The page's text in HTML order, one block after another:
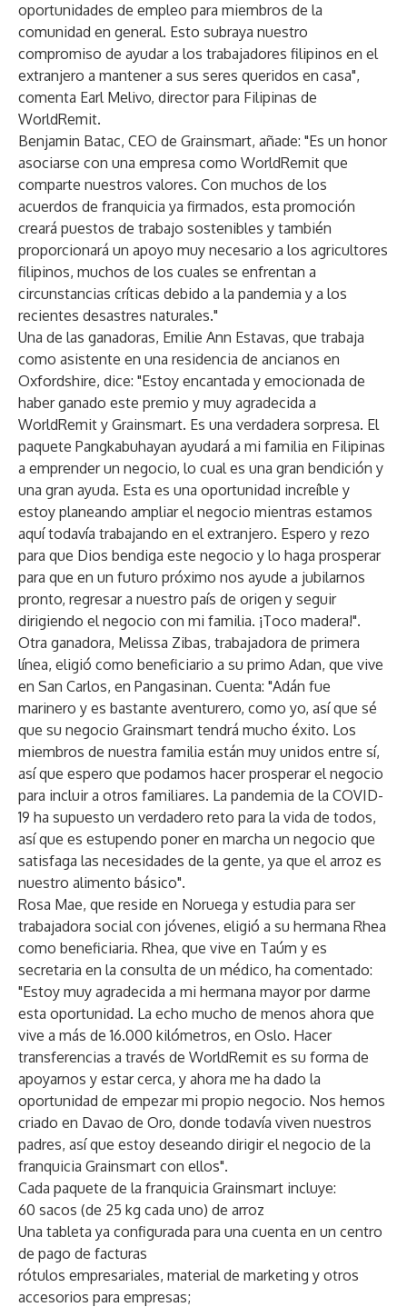
oportunidades de empleo para miembros de la
comunidad en general. Esto subraya nuestro
compromiso de ayudar a los trabajadores filipinos en el
extranjero a mantener a sus seres queridos en casa",
comenta Earl Melivo, director para Filipinas de
WorldRemit.
Benjamin Batac, CEO de Grainsmart, añade: "Es un honor
asociarse con una empresa como WorldRemit que
comparte nuestros valores. Con muchos de los
acuerdos de franquicia ya firmados, esta promoción
creará puestos de trabajo sostenibles y también
proporcionará un apoyo muy necesario a los agricultores
filipinos, muchos de los cuales se enfrentan a
circunstancias críticas debido a la pandemia y a los
recientes desastres naturales."
Una de las ganadoras, Emilie Ann Estavas, que trabaja
como asistente en una residencia de ancianos en
Oxfordshire, dice: "Estoy encantada y emocionada de
haber ganado este premio y muy agradecida a
WorldRemit y Grainsmart. Es una verdadera sorpresa. El
paquete Pangkabuhayan ayudará a mi familia en Filipinas
a emprender un negocio, lo cual es una gran bendición y
una gran ayuda. Esta es una oportunidad increíble y
estoy planeando ampliar el negocio mientras estamos
aquí todavía trabajando en el extranjero. Espero y rezo
para que Dios bendiga este negocio y lo haga prosperar
para que en un futuro próximo nos ayude a jubilarnos
pronto, regresar a nuestro país de origen y seguir
dirigiendo el negocio con mi familia. ¡Toco madera!".
Otra ganadora, Melissa Zibas, trabajadora de primera
línea, eligió como beneficiario a su primo Adan, que vive
en San Carlos, en Pangasinan. Cuenta: "Adán fue
marinero y es bastante aventurero, como yo, así que sé
que su negocio Grainsmart tendrá mucho éxito. Los
miembros de nuestra familia están muy unidos entre sí,
así que espero que podamos hacer prosperar el negocio
para incluir a otros familiares. La pandemia de la COVID-
19 ha supuesto un verdadero reto para la vida de todos,
así que es estupendo poner en marcha un negocio que
satisfaga las necesidades de la gente, ya que el arroz es
nuestro alimento básico".
Rosa Mae, que reside en Noruega y estudia para ser
trabajadora social con jóvenes, eligió a su hermana Rhea
como beneficiaria. Rhea, que vive en Taúm y es
secretaria en la consulta de un médico, ha comentado:
"Estoy muy agradecida a mi hermana mayor por darme
esta oportunidad. La echo mucho de menos ahora que
vive a más de 16.000 kilómetros, en Oslo. Hacer
transferencias a través de WorldRemit es su forma de
apoyarnos y estar cerca, y ahora me ha dado la
oportunidad de empezar mi propio negocio. Nos hemos
criado en Davao de Oro, donde todavía viven nuestros
padres, así que estoy deseando dirigir el negocio de la
franquicia Grainsmart con ellos".
Cada paquete de la franquicia Grainsmart incluye:
60 sacos (de 25 kg cada uno) de arroz
Una tableta ya configurada para una cuenta en un centro
de pago de facturas
rótulos empresariales, material de marketing y otros
accesorios para empresas;